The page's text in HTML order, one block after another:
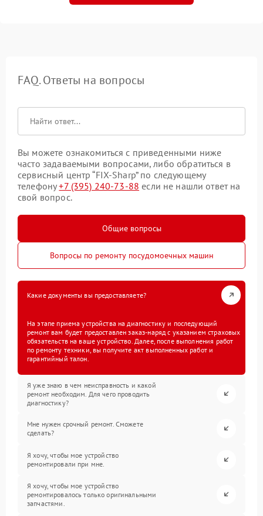
FAQ. Ответы на вопросы
Вы можете ознакомиться с приведенными ниже
часто задаваемыми вопросами, либо обратиться в
сервисный центр “FIX-Sharp” по следующему
телефону+7 (395) 240-73-88 если не нашли ответ на
свой вопрос.
Общие вопросы
Вопросы по ремонту посудомоечных машин
Какие документы вы предоставляете?
На этапе приема устройства на диагностику и последующий
ремонт вам будет предоставлен заказ-наряд с указанием страховых
обязательств на ваше устройство. Далее, после выполнения работ
по ремонту техники, вы получите акт выполненных работ и
гарантийный талон.
Я уже знаю в чем неисправность и какой
ремонт необходим. Для чего проводить
диагностику?
Мне нужен срочный ремонт. Сможете
сделать?
Я хочу, чтобы мое устройство
ремонтировали при мне.
Я хочу, чтобы мое устройство
ремонтировалось только оригинальными
запчастями.